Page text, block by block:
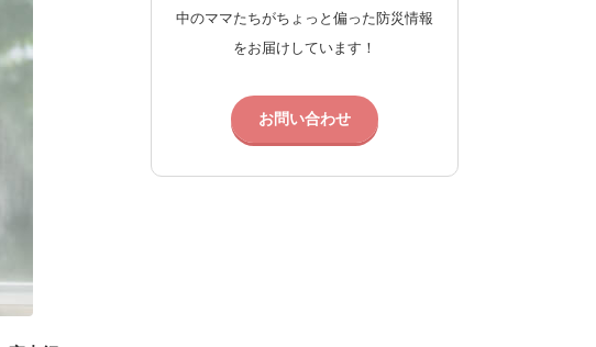
中のママたちがちょっと偏った防災情報
をお届けしています！
お問い合わせ